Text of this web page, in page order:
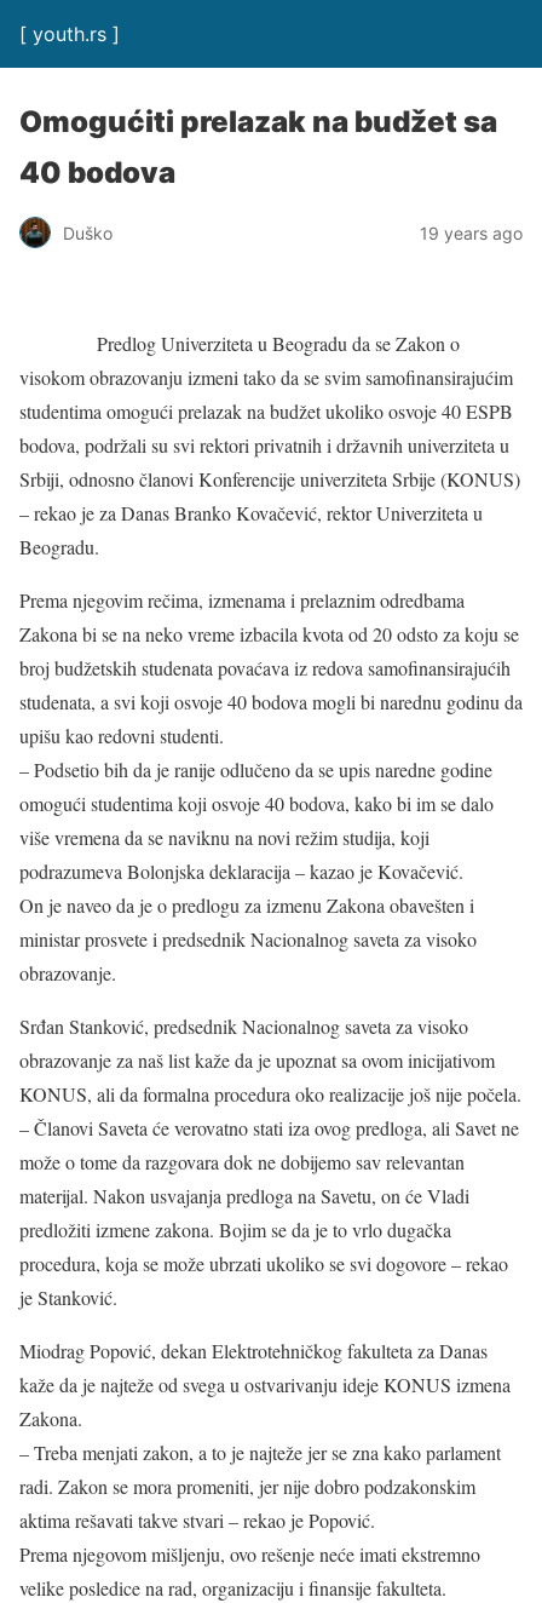
[ youth.rs ]
Omogućiti prelazak na budžet sa
40 bodova
Duško 19 years ago
Predlog Univerziteta u Beogradu da se Zakon o
visokom obrazovanju izmeni tako da se svim samofinansirajućim
studentima omogući prelazak na budžet ukoliko osvoje 40 ESPB
bodova, podržali su svi rektori privatnih i državnih univerziteta u
Srbiji, odnosno članovi Konferencije univerziteta Srbije (KONUS)
– rekao je za Danas Branko Kovačević, rektor Univerziteta u
Beogradu.
Prema njegovim rečima, izmenama i prelaznim odredbama
Zakona bi se na neko vreme izbacila kvota od 20 odsto za koju se
broj budžetskih studenata povaćava iz redova samofinansirajućih
studenata, a svi koji osvoje 40 bodova mogli bi narednu godinu da
upišu kao redovni studenti.
– Podsetio bih da je ranije odlučeno da se upis naredne godine
omogući studentima koji osvoje 40 bodova, kako bi im se dalo
više vremena da se naviknu na novi režim studija, koji
podrazumeva Bolonjska deklaracija – kazao je Kovačević.
On je naveo da je o predlogu za izmenu Zakona obavešten i
ministar prosvete i predsednik Nacionalnog saveta za visoko
obrazovanje.
Srđan Stanković, predsednik Nacionalnog saveta za visoko
obrazovanje za naš list kaže da je upoznat sa ovom inicijativom
KONUS, ali da formalna procedura oko realizacije još nije počela.
– Članovi Saveta će verovatno stati iza ovog predloga, ali Savet ne
može o tome da razgovara dok ne dobijemo sav relevantan
materijal. Nakon usvajanja predloga na Savetu, on će Vladi
predložiti izmene zakona. Bojim se da je to vrlo dugačka
procedura, koja se može ubrzati ukoliko se svi dogovore – rekao
je Stanković.
Miodrag Popović, dekan Elektrotehničkog fakulteta za Danas
kaže da je najteže od svega u ostvarivanju ideje KONUS izmena
Zakona.
– Treba menjati zakon, a to je najteže jer se zna kako parlament
radi. Zakon se mora promeniti, jer nije dobro podzakonskim
aktima rešavati takve stvari – rekao je Popović.
Prema njegovom mišljenju, ovo rešenje neće imati ekstremno
velike posledice na rad, organizaciju i finansije fakulteta.